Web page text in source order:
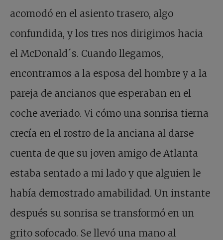
acomodó en el asiento trasero, algo
confundida, y los tres nos dirigimos hacia
el McDonald´s. Cuando llegamos,
encontramos a la esposa del hombre y a la
pareja de ancianos que esperaban en el
coche averiado. Vi cómo una sonrisa tierna
crecía en el rostro de la anciana al darse
cuenta de que su joven amigo de Atlanta
estaba sentado a mi lado y que alguien le
había demostrado amabilidad. Un instante
después su sonrisa se transformó en un
grito sofocado. Se llevó una mano al